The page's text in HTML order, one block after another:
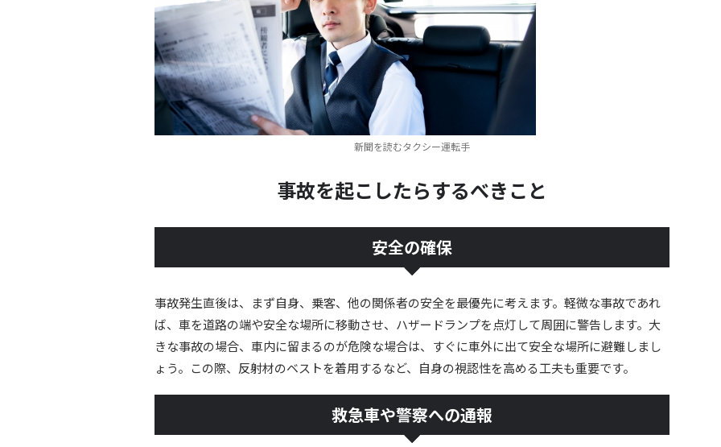
新聞を読むタクシー運転手
事故を起こしたらするべきこと
安全の確保
事故発生直後は、まず自身、乗客、他の関係者の安全を最優先に考えます。軽微な事故であれ
ば、車を道路の端や安全な場所に移動させ、ハザードランプを点灯して周囲に警告します。大
きな事故の場合、車内に留まるのが危険な場合は、すぐに車外に出て安全な場所に避難しまし
ょう。この際、反射材のベストを着用するなど、自身の視認性を高める工夫も重要です。
救急車や警察への通報